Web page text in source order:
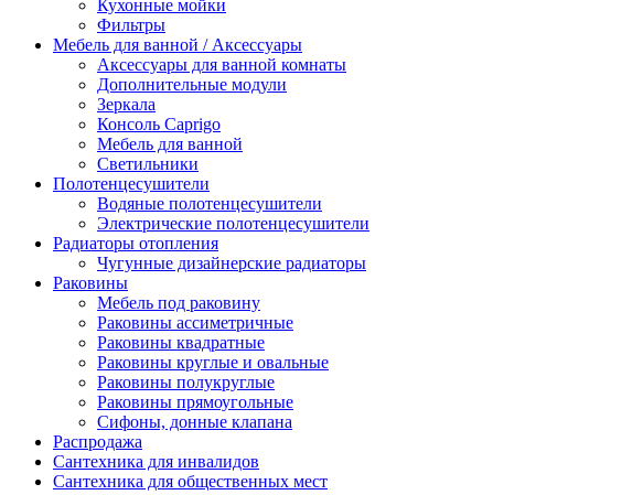
Кухонные мойки
Фильтры
Мебель для ванной / Аксессуары
Аксессуары для ванной комнаты
Дополнительные модули
Зеркала
Консоль Caprigo
Мебель для ванной
Светильники
Полотенцесушители
Водяные полотенцесушители
Электрические полотенцесушители
Радиаторы отопления
Чугунные дизайнерские радиаторы
Раковины
Мебель под раковину
Раковины ассиметричные
Раковины квадратные
Раковины круглые и овальные
Раковины полукруглые
Раковины прямоугольные
Сифоны, донные клапана
Распродажа
Сантехника для инвалидов
Сантехника для общественных мест